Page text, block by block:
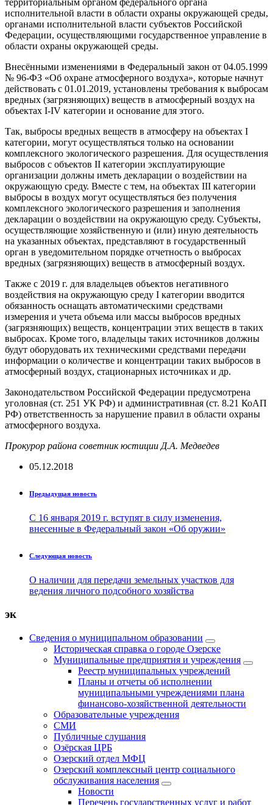
исполнительной власти в области охраны окружающей среды,
органами исполнительной власти субъектов Российской
Федерации, осуществляющими государственное управление в
области охраны окружающей среды.
Внесёнными изменениями в Федеральный закон от 04.05.1999
№ 96-ФЗ «Об охране атмосферного воздуха», которые начнут
действовать с 01.01.2019, установлены требования к выбросам
вредных (загрязняющих) веществ в атмосферный воздух на
объектах I-IV категории и основание для этого.
Так, выбросы вредных веществ в атмосферу на объектах I
категории, могут осуществляться только на основании
комплексного экологического разрешения. Для осуществления
выбросов с объектов II категории эксплуатирующие
организации должны иметь декларации о воздействии на
окружающую среду. Вместе с тем, на объектах III категории
выбросы в воздух могут осуществляться без получения
комплексного экологического разрешения и заполнения
декларации о воздействии на окружающую среду. Субъекты,
осуществляющие хозяйственную и (или) иную деятельность
на указанных объектах, представляют в государственный
орган в уведомительном порядке отчетность о выбросах
вредных (загрязняющих) веществ в атмосферный воздух.
Также с 2019 г. для владельцев объектов негативного
воздействия на окружающую среду I категории вводится
обязанность оснащать автоматическими средствами
измерения и учета объема или массы выбросов вредных
(загрязняющих) веществ, концентрации этих веществ в таких
выбросах. Кроме того, владельцы таких источников должны
будут оборудовать их техническими средствами передачи
информации о количестве и концентрации таких выбросов в
атмосферный воздух, стационарных источниках и др.
Законодательством Российской Федерации предусмотрена
уголовная (ст. 251 УК РФ) и административная (ст. 8.21 КоАП
РФ) ответственность за нарушение правил в области охраны
атмосферного воздуха.
Прокурор района советник юстиции Д.А. Медведев
05.12.2018
Предыдущая новость
С 16 января 2019 г. вступят в силу изменения,
внесенные в Федеральный закон «Об оружии»
Следующая новость
О наличии для передачи земельных участков для
ведения личного подсобного хозяйства
эк
Сведения о муниципальном образовании
Историческая справка о городе Озерске
Муниципальные предприятия и учреждения
Реестр муниципальных учреждений
Планы и отчеты об исполнении
муниципальными учреждениями плана
финансово-хозяйственной деятельности
Образовательные учреждения
СМИ
Публичные слушания
Озёрская ЦРБ
Озерский отдел МФЦ
Озерский комплексный центр социального
обслуживания населения
Новости
Перечень государственных услуг и работ